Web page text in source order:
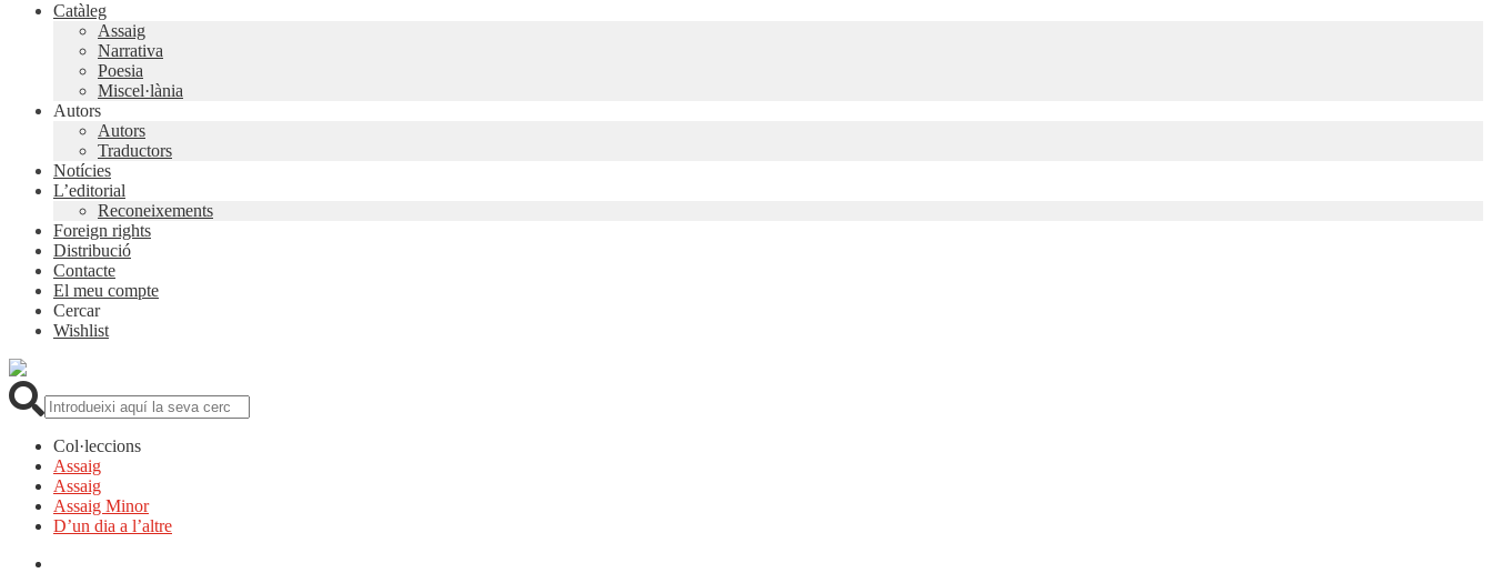
Catàleg
Assaig
Narrativa
Poesia
Miscel·lània
Autors
Autors
Traductors
Notícies
L’editorial
Reconeixements
Foreign rights
Distribució
Contacte
El meu compte
Cercar
Wishlist
Col·leccions
Assaig
Assaig
Assaig Minor
D’un dia a l’altre